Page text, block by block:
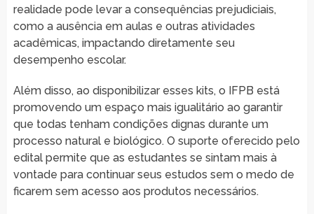
realidade pode levar a consequências prejudiciais,
como a ausência em aulas e outras atividades
acadêmicas, impactando diretamente seu
desempenho escolar.
Além disso, ao disponibilizar esses kits, o IFPB está
promovendo um espaço mais igualitário ao garantir
que todas tenham condições dignas durante um
processo natural e biológico. O suporte oferecido pelo
edital permite que as estudantes se sintam mais à
vontade para continuar seus estudos sem o medo de
ficarem sem acesso aos produtos necessários.